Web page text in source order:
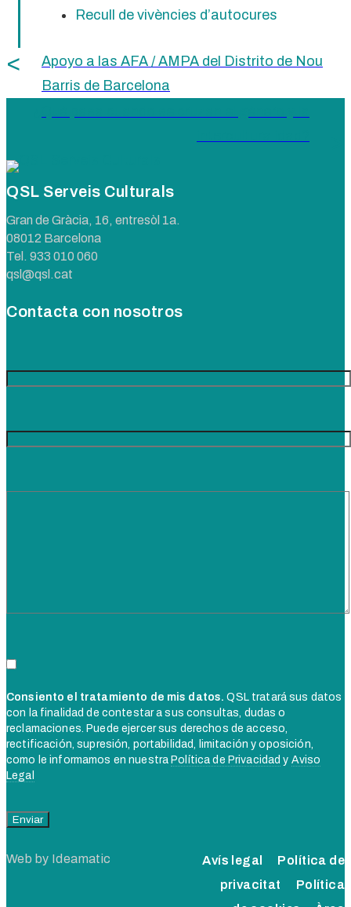
Recull de vivències d’autocures
Apoyo a las AFA / AMPA del Distrito de Nou
Barris de Barcelona
QSL Serveis Culturals
Gran de Gràcia, 16, entresòl 1a.
08012 Barcelona
Tel.933 010 060
qsl@qsl.cat
Contacta con nosotros
Consiento el tratamiento de mis datos. QSL tratará sus datos
con la finalidad de contestar a sus consultas, dudas o
reclamaciones. Puede ejercer sus derechos de acceso,
rectificación, supresión, portabilidad, limitación y oposición,
como le informamos en nuestra Política de Privacidad y Aviso
Legal
Web by Ideamatic Avís legal
Política de
privacitat
Política